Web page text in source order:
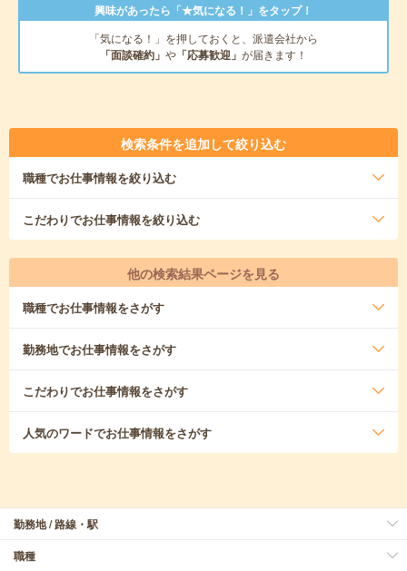
興味があったら「★気になる！」をタップ！
「気になる！」を押しておくと、派遣会社から
「面談確約」 や 「応募歓迎」 が届きます！
検索条件を追加して絞り込む
職種でお仕事情報を絞り込む
こだわりでお仕事情報を絞り込む
他の検索結果ページを見る
職種でお仕事情報をさがす
勤務地でお仕事情報をさがす
こだわりでお仕事情報をさがす
人気のワードでお仕事情報をさがす
勤務地 / 路線・駅
職種